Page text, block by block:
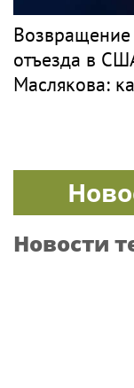
отъезда в
Маслякова:
Новости